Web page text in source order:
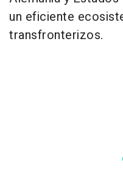
un eficiente
transfronterizos.